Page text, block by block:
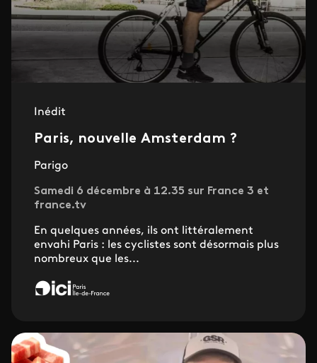
Inédit
Paris, nouvelle Amsterdam ?
Parigo
Samedi 6 décembre à 12.35 sur France 3 et
france.tv
En quelques années, ils ont littéralement
envahi Paris : les cyclistes sont désormais plus
nombreux que les...